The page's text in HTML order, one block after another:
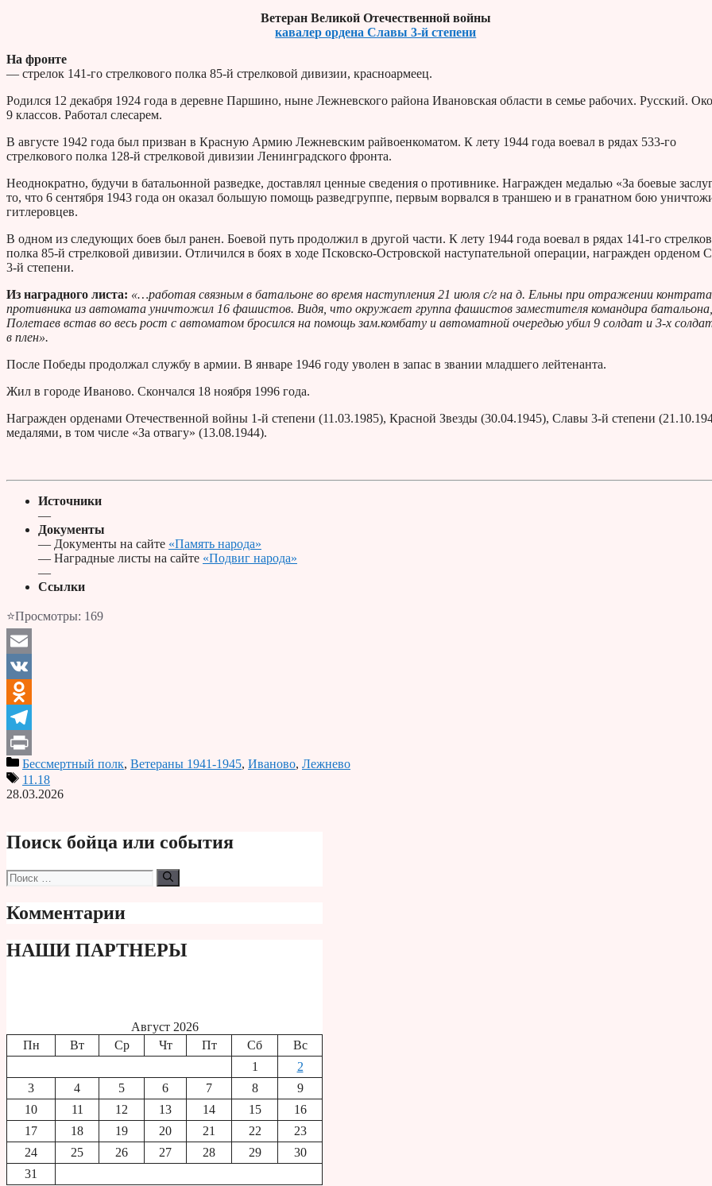
Ветеран Великой Отечественной войны
кавалер ордена Славы 3-й степени
На фронте
— стрелок 141-го стрелкового полка 85-й стрелковой дивизии, красноармеец.
Родился 12 декабря 1924 года в деревне Паршино, ныне Лежневского района Ивановская области в семье рабочих. Руccкий.
9 классов. Работал слесарем.
В августе 1942 года был призван в Красную Армию Лежневским райвоенкоматом. К лету 1944 года воевал в рядах 533-го
стрелкового полка 128-й стрелковой дивизии Ленинградского фронта.
Неоднократно, будучи в батальонной разведке, доставлял ценные сведения о противнике. Награжден медалью «За боевые
то, что 6 сентября 1943 года он оказал большую помощь разведгруппе, первым ворвался в траншею и в гранатном бою
гитлеровцев.
В одном из следующих боев был ранен. Боевой путь продолжил в другой части. К лету 1944 года воевал в рядах 141-го
полка 85-й стрелковой дивизии. Отличился в боях в ходе Псковско-Островской наступательной операции, награжден орденом
3-й степени.
Из наградного листа: «…работая связным в батальоне во время наступления 21 июля с/г на д. Ельны при отражении
противника из автомата уничтожил 16 фашистов. Видя, что окружает группа фашистов заместителя командира
Полетаев встав во весь рост с автоматом бросился на помощь зам.комбату и автоматной очередью убил 9 солдат и 3-х
в плен».
После Победы продолжал службу в армии. В январе 1946 году уволен в запас в звании младшего лейтенанта.
Жил в городе Иваново. Скончался 18 ноября 1996 года.
Награжден орденами Отечественной войны 1-й степени (11.03.1985), Красной Звезды (30.04.1945), Славы 3-й степени
медалями, в том числе «За отвагу» (13.08.1944).
Источники
—
Документы
— Документы на сайте «Память народа»
— Наградные листы на сайте «Подвиг народа»
—
Ссылки
⭐Просмотры: 169
Email
VK
Odnoklassniki
Telegram
PrintБессмертный полк, Ветераны 1941-1945, Иваново, Лежнево
11.18
28.03.2026
Поиск бойца или события
Поиск:
Комментарии
НАШИ ПАРТНЕРЫ
Август 2026
Пн
Вт Ср Чт Пт Сб
Вс
1
2
3
4 5 6 7 8
9
10
11 12 13 14 15
16
17
18 19 20 21 22
23
24
25 26 27 28 29
30
31